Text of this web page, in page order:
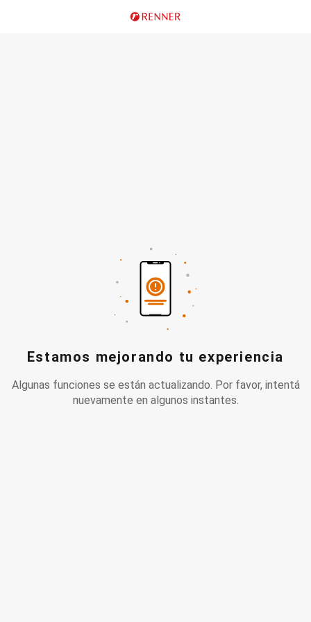
Estamos mejorando tu experiencia
Algunas funciones se están actualizando. Por favor, intentá
nuevamente en algunos instantes.